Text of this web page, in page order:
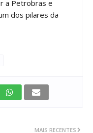
a Petrobras e
dos pilares da
MAIS RECENTES